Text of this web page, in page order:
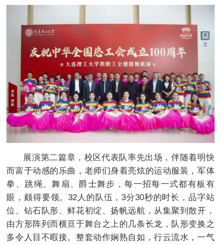
展演第二篇章，校区代表队率先出场，伴随着明快
而富于动感的乐曲，老师们身着亮炫的运动服装，军体
拳、跳绳、舞扇、爵士舞步，每一招每一式都有板有
眼，颇得要领。32人的队伍，3分30秒的时长，品字站
位、钻石队形、鲜花初绽、扬帆远航，从集聚到散开，
由方形阵列而横亘于舞台之上的几条长龙，队形变换之
多令人目不暇接。整套动作娴熟自如，行云流水，一气